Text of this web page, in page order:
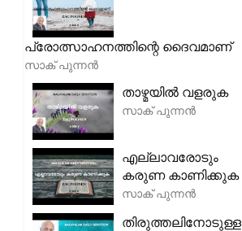
പ്രോത്സാഹനത്തിന്റെ ദൈവമാണ്
സാക് പുന്നൻ
താഴ്മയിൽ വളരുക
സാക് പുന്നൻ
എല്ലാവരോടും
കരുണ കാണിക്കുക
സാക് പുന്നൻ
തിരുത്തലിനോടുള്ള